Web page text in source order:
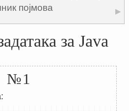
појмова
▶
за Java
№1